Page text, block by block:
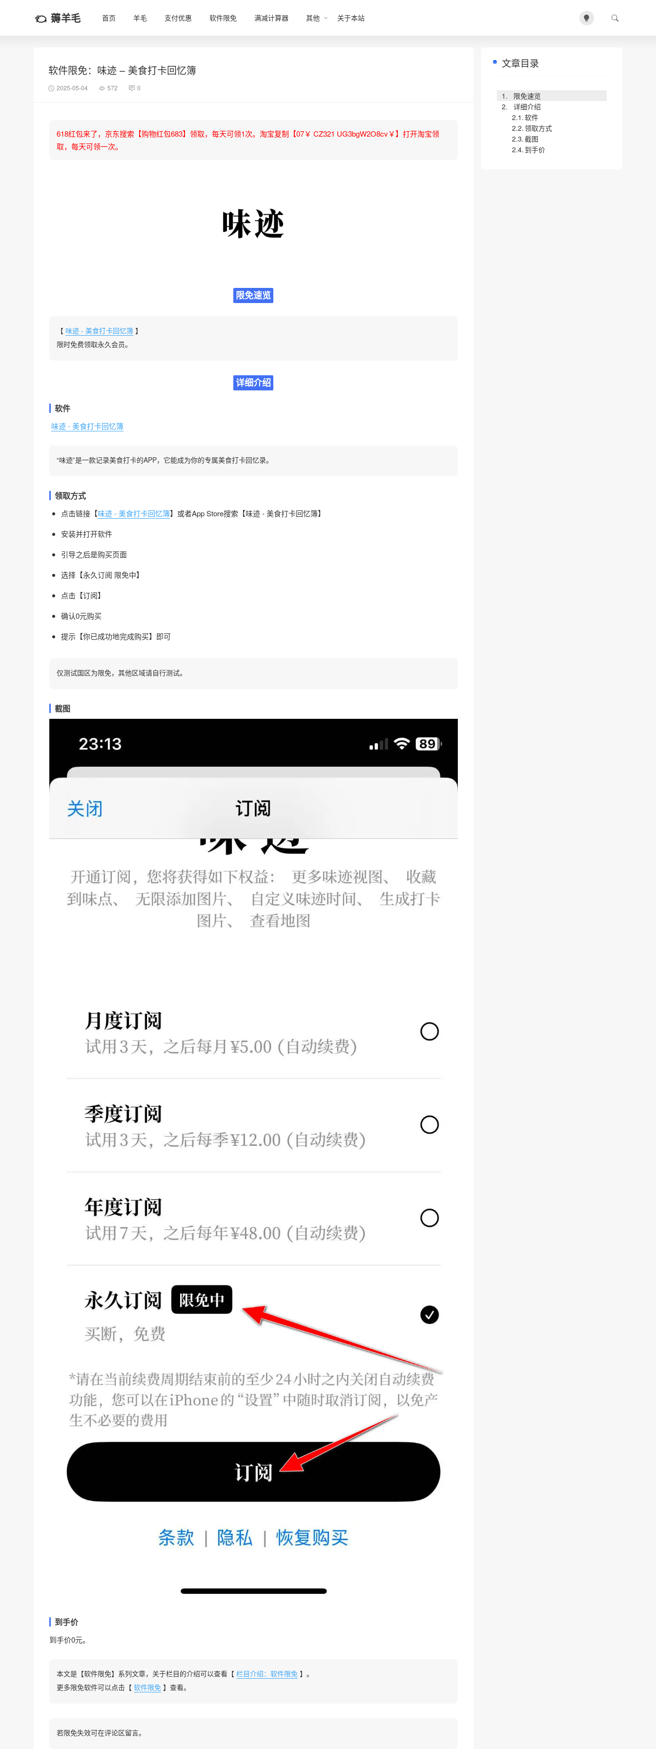
薅羊毛 首页 羊毛 支付优惠 软件限免 满减计算器 其他 关于本站
软件限免：味迹 – 美食打卡回忆簿
2025-05-04 572 0
618红包来了，京东搜索【购物红包683】领取，每天可领1次。淘宝复制【07￥ CZ321 UG3bgW2O8cv￥】打开淘宝领
取，每天可领一次。
限免速览
【 味迹 - 美食打卡回忆簿 】
限时免费领取永久会员。
详细介绍
软件
味迹 - 美食打卡回忆簿
“味迹”是一款记录美食打卡的APP，它能成为你的专属美食打卡回忆录。
领取方式
点击链接【味迹 - 美食打卡回忆簿】或者App Store搜索【味迹 - 美食打卡回忆簿】
安装并打开软件
引导之后是购买页面
选择【永久订阅 限免中】
点击【订阅】
确认0元购买
提示【你已成功地完成购买】即可
仅测试国区为限免，其他区域请自行测试。
截图
到手价
到手价0元。
本文是【软件限免】系列文章，关于栏目的介绍可以查看【 栏目介绍：软件限免 】。
更多限免软件可以点击【 软件限免 】查看。
若限免失效可在评论区留言。
文章目录
限免速览
详细介绍
软件
领取方式
截图
到手价